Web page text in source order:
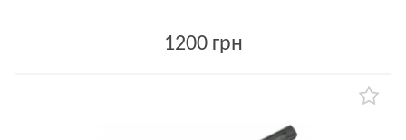
1200 грн